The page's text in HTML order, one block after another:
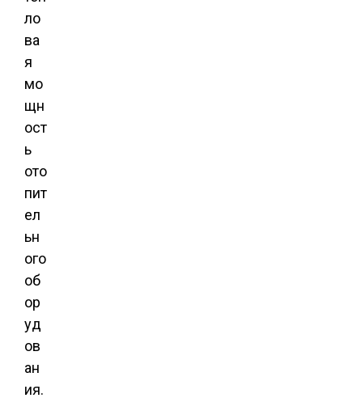
ло
ва
я
мо
щн
ост
ь
ото
пит
ел
ьн
ого
об
ор
уд
ов
ан
ия.